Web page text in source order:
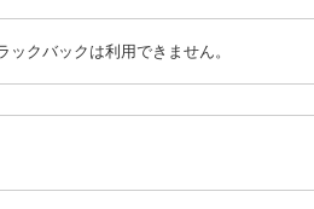
ックバックは利用できません。